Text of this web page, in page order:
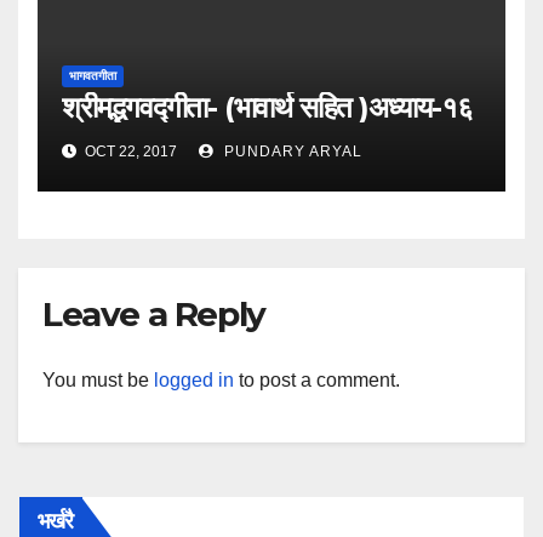
भागवतगीता
श्रीमद्भगवद्गीता- (भावार्थ सहित )अध्याय-१६
OCT 22, 2017 PUNDARY ARYAL
Leave a Reply
You must be logged in to post a comment.
भर्खरै